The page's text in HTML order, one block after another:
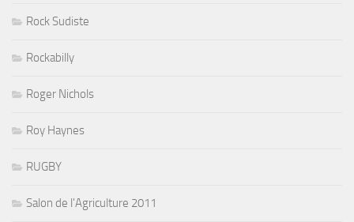
Rock Sudiste
Rockabilly
Roger Nichols
Roy Haynes
RUGBY
Salon de l'Agriculture 2011